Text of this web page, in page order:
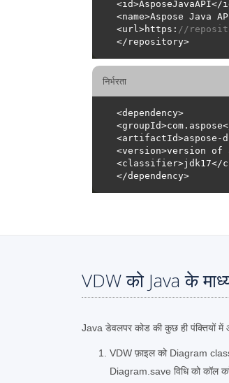
<url>https: //
निर्भरता
VDW को Java के
Java डेवलपर कोड की कुछ ही पंक्तियों
VDW फ़ाइल को Diagram
Diagram.save विधि को कॉल